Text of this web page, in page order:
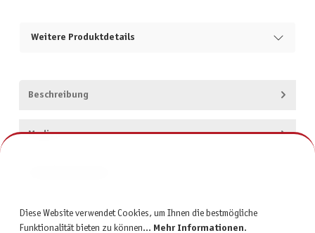
Weitere Produktdetails
Beschreibung
Medien
Diese Website verwendet Cookies, um Ihnen die bestmögliche
Funktionalität bieten zu können... Mehr Informationen.